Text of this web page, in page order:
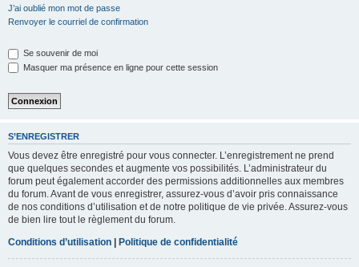
J’ai oublié mon mot de passe
Renvoyer le courriel de confirmation
Se souvenir de moi
Masquer ma présence en ligne pour cette session
S’ENREGISTRER
Vous devez être enregistré pour vous connecter. L’enregistrement ne prend
que quelques secondes et augmente vos possibilités. L’administrateur du
forum peut également accorder des permissions additionnelles aux membres
du forum. Avant de vous enregistrer, assurez-vous d’avoir pris connaissance
de nos conditions d’utilisation et de notre politique de vie privée. Assurez-vous
de bien lire tout le règlement du forum.
Conditions d’utilisation | Politique de confidentialité